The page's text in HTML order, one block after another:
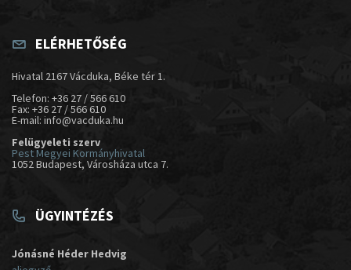
ELÉRHETŐSÉG
Hivatal 2167 Vácduka, Béke tér 1.
Telefon: +36 27 / 566 610
Fax: +36 27 / 566 610
E-mail: info@vacduka.hu
Felügyeleti szerv
Pest Megyei Kormányhivatal
1052 Budapest, Városháza utca 7.
ÜGYINTÉZÉS
Jónásné Héder Hedvig